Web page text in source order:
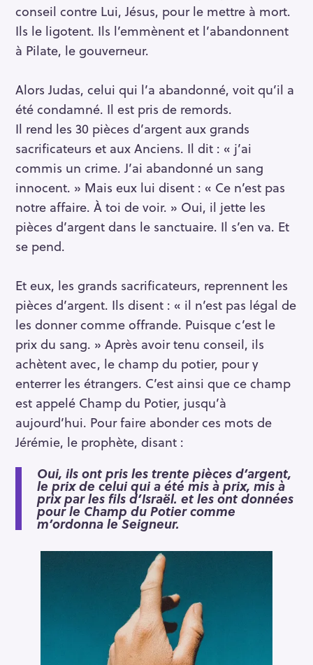
conseil contre Lui, Jésus, pour le mettre à mort.
Ils le ligotent. Ils l’emmènent et l’abandonnent
à Pilate, le gouverneur.
Alors Judas, celui qui l’a abandonné, voit qu’il a
été condamné. Il est pris de remords.
Il rend les 30 pièces d’argent aux grands
sacrificateurs et aux Anciens. Il dit : « j’ai
commis un crime. J’ai abandonné un sang
innocent. » Mais eux lui disent : « Ce n’est pas
notre affaire. À toi de voir. » Oui, il jette les
pièces d’argent dans le sanctuaire. Il s’en va. Et
se pend.
Et eux, les grands sacrificateurs, reprennent les
pièces d’argent. Ils disent : « il n’est pas légal de
les donner comme offrande. Puisque c’est le
prix du sang. » Après avoir tenu conseil, ils
achètent avec, le champ du potier, pour y
enterrer les étrangers. C’est ainsi que ce champ
est appelé Champ du Potier, jusqu’à
aujourd’hui. Pour faire abonder ces mots de
Jérémie, le prophète, disant :
Oui, ils ont pris les trente pièces d’argent,
le prix de celui qui a été mis à prix, mis à
prix par les fils d’Israël. et les ont données
pour le Champ du Potier comme
m’ordonna le Seigneur.